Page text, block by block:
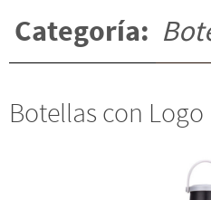
Categoría:
Botellas con Logo